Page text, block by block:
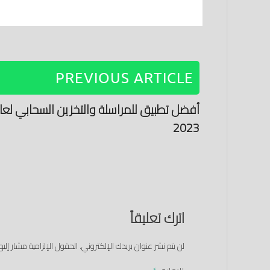
PREVIOUS ARTICLE
أفضل تطبيق للمراسلة والتخزين السحابي
2023
اترك تعليقاً
لن يتم نشر عنوان بريدك الإلكتروني.الحقول الإلزامية مشار